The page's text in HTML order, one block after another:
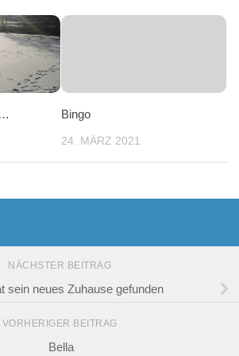
Bingo
24. MÄRZ 2021
NÄCHSTER BEITRAG
sein neues Zuhause gefunden
VORHERIGER BEITRAG
Bella